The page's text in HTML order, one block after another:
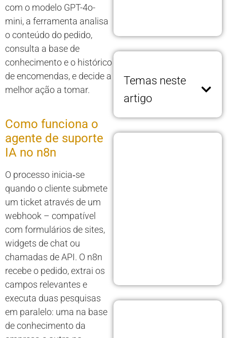
com o modelo GPT-4o-
mini, a ferramenta analisa
o conteúdo do pedido,
consulta a base de
conhecimento e o histórico
de encomendas, e decide a
melhor ação a tomar.
Como funciona o
agente de suporte
IA no n8n
O processo inicia‑se
quando o cliente submete
um ticket através de um
webhook – compatível
com formulários de sites,
widgets de chat ou
chamadas de API. O n8n
recebe o pedido, extrai os
campos relevantes e
executa duas pesquisas
em paralelo: uma na base
de conhecimento da
Temas neste
artigo